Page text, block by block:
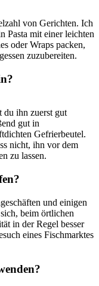
von Gerichten. Ich
⁣Pasta mit⁤ einer leichten
oder Wraps packen,
zuzubereiten.
du ihn zuerst gut
⁢gut ​in
Gefrierbeutel.
nicht, ihn ⁤vor dem
zu lassen.
und einigen
beim örtlichen
in der Regel ⁢besser
eines Fischmarktes